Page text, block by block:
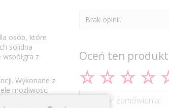
osób, które
solidna
z
Wykonane z
możliwości
czy
Brak opinii.
Oceń ten
*Numer zamówienia: